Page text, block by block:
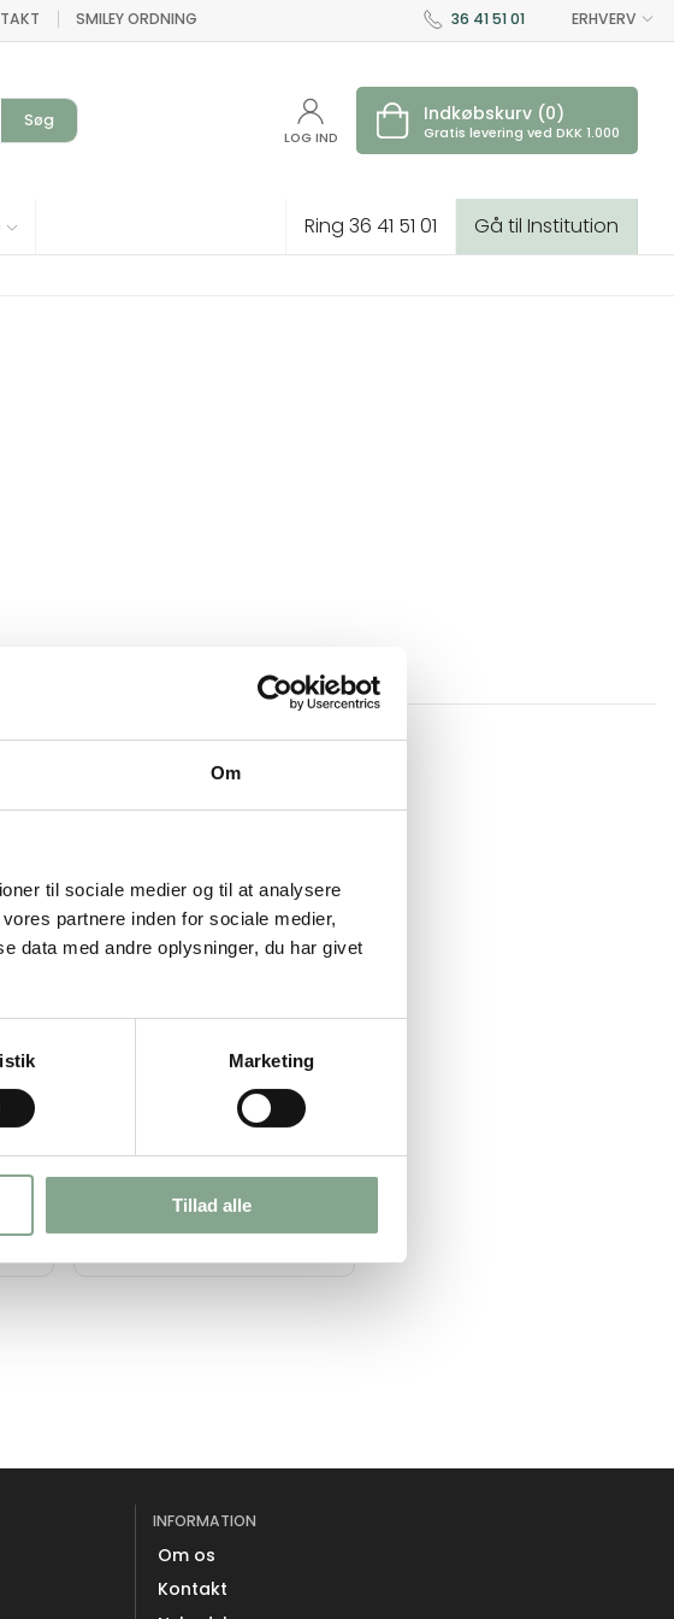
Om
til sociale medier og til at analysere
partnere inden for sociale medier,
data med andre oplysninger, du har givet
Marketing
Tillad alle
SMILEY ORDNING 36 41 51 01 ERHVERV
Søg
LOG IND
Indkøbskurv (0)
Gratis levering ved DKK 1.000
Ring 36 41 51 01 Gå til Institution
varer i Desinfektion
x
Sterisol hånddesinfektion
DKK 545,00
DKK 681,25 inkl. moms
Køb nu
INFORMATION
Om os
Kontakt